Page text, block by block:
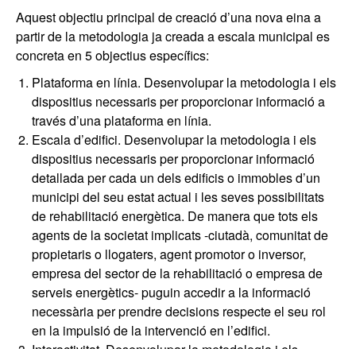
Aquest objectiu principal de creació d’una nova eina a
partir de la metodologia ja creada a escala municipal es
concreta en 5 objectius específics:
Plataforma en línia. Desenvolupar la metodologia i els
dispositius necessaris per proporcionar informació a
través d’una plataforma en línia.
Escala d’edifici. Desenvolupar la metodologia i els
dispositius necessaris per proporcionar informació
detallada per cada un dels edificis o immobles d’un
municipi del seu estat actual i les seves possibilitats
de rehabilitació energètica. De manera que tots els
agents de la societat implicats -ciutadà, comunitat de
propietaris o llogaters, agent promotor o inversor,
empresa del sector de la rehabilitació o empresa de
serveis energètics- puguin accedir a la informació
necessària per prendre decisions respecte el seu rol
en la impulsió de la intervenció en l’edifici.